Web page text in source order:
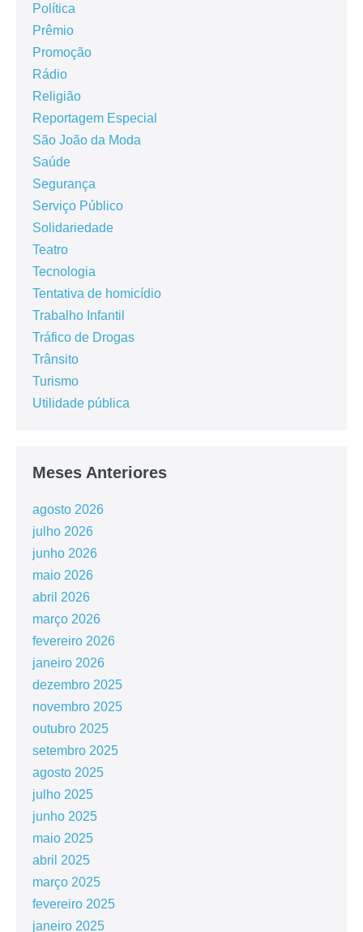
Política
Prêmio
Promoção
Rádio
Religião
Reportagem Especial
São João da Moda
Saúde
Segurança
Serviço Público
Solidariedade
Teatro
Tecnologia
Tentativa de homicídio
Trabalho Infantil
Tráfico de Drogas
Trânsito
Turismo
Utilidade pública
Meses Anteriores
agosto 2026
julho 2026
junho 2026
maio 2026
abril 2026
março 2026
fevereiro 2026
janeiro 2026
dezembro 2025
novembro 2025
outubro 2025
setembro 2025
agosto 2025
julho 2025
junho 2025
maio 2025
abril 2025
março 2025
fevereiro 2025
janeiro 2025